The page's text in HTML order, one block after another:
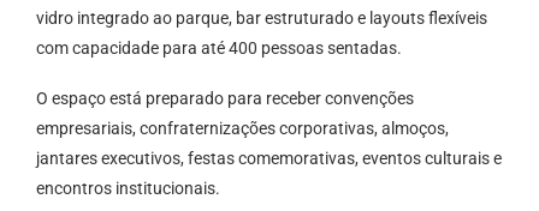
vidro integrado ao parque, bar estruturado e layouts flexíveis
com capacidade para até 400 pessoas sentadas.
O espaço está preparado para receber convenções
empresariais, confraternizações corporativas, almoços,
jantares executivos, festas comemorativas, eventos culturais e
encontros institucionais.